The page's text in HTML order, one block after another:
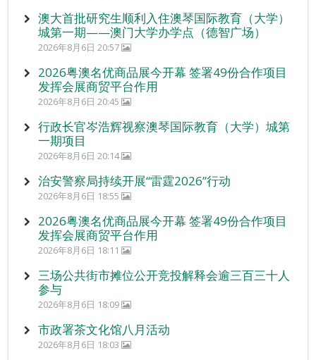
澳大首批研究生顺利入住澳琴国际教育（大学）
城第一期——澳门大学办学点（德智广场）
2026年8月6日 20:57
2026粤澳名优商品展今开幕 签署49份合作项目
发挥会展商贸平台作用
2026年8月6日 20:45
行政长官岑浩辉视察澳琴国际教育（大学）城第
一期项目
2026年8月6日 20:14
治安警察局持续开展“雷霆2026”行动
2026年8月6日 18:55
2026粤澳名优商品展今开幕 签署49份合作项目
发挥会展商贸平台作用
2026年8月6日 18:11
三场公共街市摊位公开竞投解释会逾三百三十人
参与
2026年8月6日 18:09
市政署茶文化馆八月活动
2026年8月6日 18:03